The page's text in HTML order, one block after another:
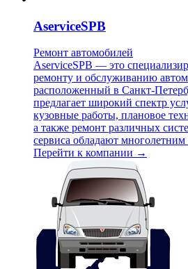
AserviceSPB
Ремонт автомобилей
AserviceSPB — это
ремонту и обслуживанию
расположенный в Санкт-
предлагает широкий спектр
кузовные работы, плановое
а также ремонт различных
сервиса обладают
Перейти к компании →